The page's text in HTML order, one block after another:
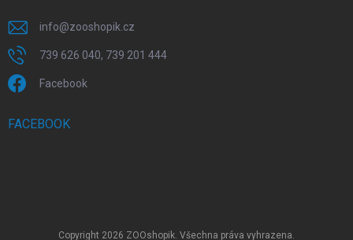
info@zooshopik.cz
739 626 040, 739 201 444
Facebook
FACEBOOK
Copyright 2026 ZOOshopik. Všechna práva vyhrazena.